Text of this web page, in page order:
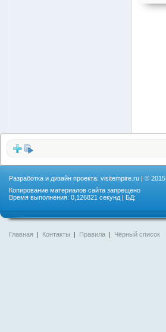
Разработка и дизайн проекта: visitempire.ru | © 2015
Копирование материалов сайта запрещено
Время выполнения: 0,126821 секунд | БД:
Главная | Контакты | Правила | Чёрный список